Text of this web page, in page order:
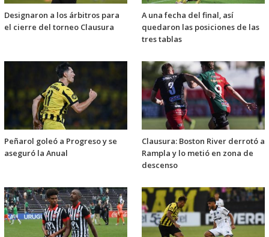
Designaron a los árbitros para
el cierre del torneo Clausura
A una fecha del final, así
quedaron las posiciones de las
tres tablas
Peñarol goleó a Progreso y se
aseguró la Anual
Clausura: Boston River derrotó a
Rampla y lo metió en zona de
descenso